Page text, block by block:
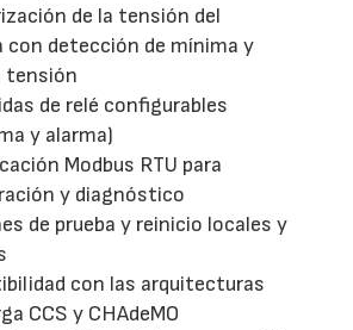
de la tensión del
con detección de mínima y
tensión
de relé configurables
y alarma)
Modbus RTU para
y diagnóstico
de prueba y reinicio locales y
con las arquitecturas
CCS y CHAdeMO